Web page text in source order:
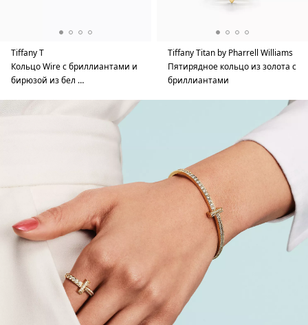
Tiffany T
Кольцо Wire с бриллиантами и
бирюзой из бел …
Tiffany Titan by Pharrell Williams
Пятирядное кольцо из золота с
бриллиантами